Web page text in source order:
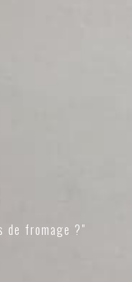
de fromage ?"